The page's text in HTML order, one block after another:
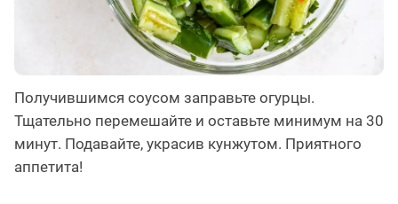
Получившимся соусом заправьте огурцы.
Тщательно перемешайте и оставьте минимум на 30
минут. Подавайте, украсив кунжутом. Приятного
аппетита!